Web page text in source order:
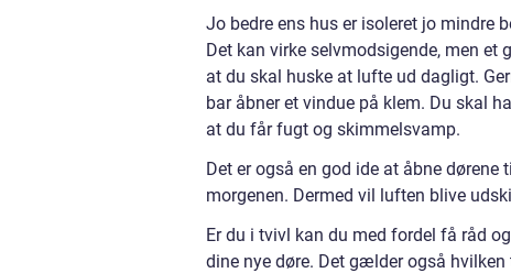
Jo bedre ens hus er isoleret jo mindre
Det kan virke selvmodsigende, men
at du skal huske at lufte ud dagligt.
bar åbner et vindue på klem. Du skal
at du får fugt og skimmelsvamp.
Det er også en god ide at åbne
morgenen. Dermed vil luften blive
Er du i tvivl kan du med fordel få råd
dine nye døre. Det gælder også